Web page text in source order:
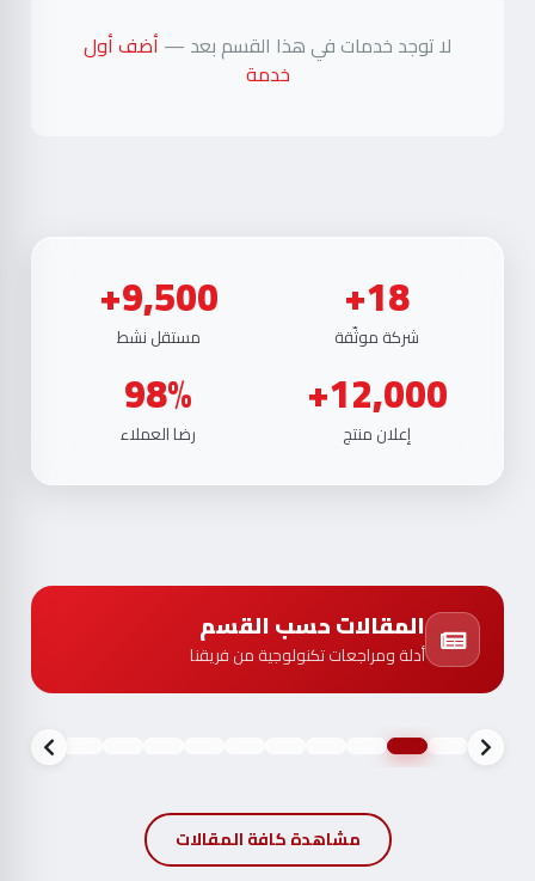
لا توجد خدمات في هذا القسم بعد — أضف أول
خدمة
18+
شركة موثّقة
9,500+
مستقل نشط
12,000+
إعلان منتج
98%
رضا العملاء
المقالات حسب القسم
أدلة ومراجعات تكنولوجية من فريقنا
مشاهدة كافة المقالات